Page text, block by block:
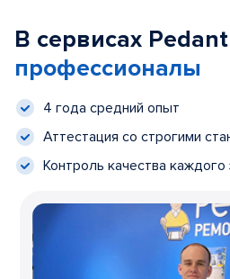
В сервисах
профессионалы
4 года средний опыт
Аттестация со строгими
Контроль качества каждого